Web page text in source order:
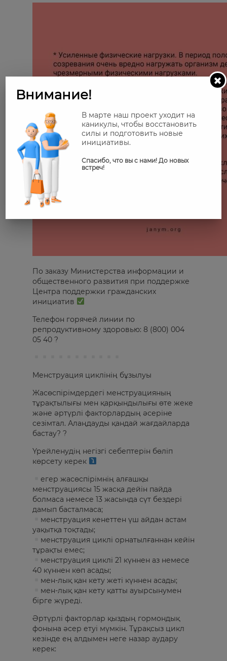
По заказу Министерства информации и
общественного развития при поддержке
Центра поддержки гражданских
инициатив
Телефон горячей линии по
репродуктивному здоровью: 8 (800) 004
05 40 ?
Менструация циклінің бұзылуы
Жасөспірімдердегі менструацияның
тұрақтылығы мен қарқындылығы өте жеке
және әртүрлі факторлардың әсеріне
сезімтал. Алаңдауды қандай жағдайларда
бастау? ?
Үрейленудің негізгі себептерін бөліп
көрсету керек
егер жасөспірімнің алғашқы
менструациясы 15 жасқа дейін пайда
болмаса немесе 13 жасында сүт бездері
дамып басталмаса;
менструация кенеттен үш айдан астам
уақытқа тоқтады;
менструация циклі орнатылғаннан кейін
тұрақты емес;
менструация циклі 21 күннен аз немесе
40 күннен көп асады;
мен-лық қан кету жеті күннен асады;
мен-лық қан кету қатты ауырсынумен
бірге жүреді.
Әртүрлі факторлар қыздың гормондық
фонына әсер етуі мүмкін. Тұрақсыз цикл
кезінде ең алдымен неге назар аудару
керек:
Внимание!
В марте наш проект уходит на
каникулы, чтобы восстановить
силы и подготовить новые
инициативы.
Спасибо, что вы с нами! До новых
встреч!